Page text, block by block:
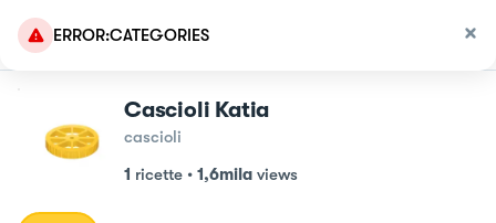
ERROR:CATEGORIES
Cascioli Katia
cascioli
1 ricette • 1,6mila views